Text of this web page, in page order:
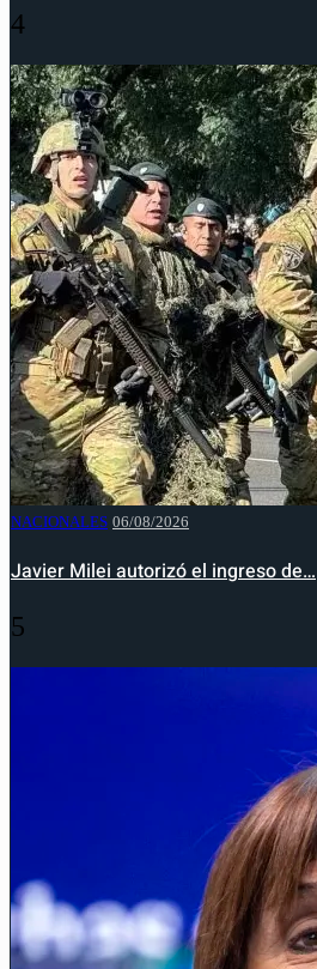
4
NACIONALES 06/08/2026
Javier Milei autorizó el ingreso de…
5